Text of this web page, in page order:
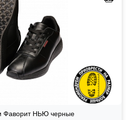
Фаворит НЬЮ черные